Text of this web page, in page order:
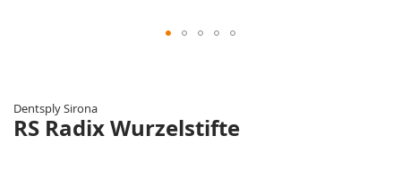
Bildergalerie
springen
Dentsply Sirona
RS Radix Wurzelstifte